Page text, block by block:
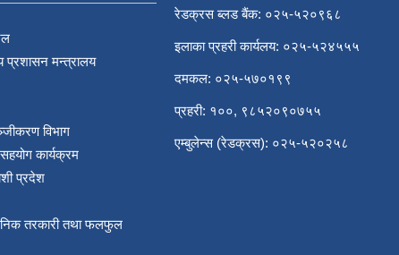
प्रशासन मन्त्रालय
विभाग
कार्यक्रम
प्रदेश
तरकारी तथा फलफुल
रेडक्रस ब्लड बैंक: ०२५-५२०९६८
इलाका प्रहरी कार्यलय: ०२५-५२४५५५
दमकल: ०२५-५७०१९९
प्रहरी: १००, ९८५२०९०७५५
एम्बुलेन्स (रेडक्रस): ०२५-५२०२५८